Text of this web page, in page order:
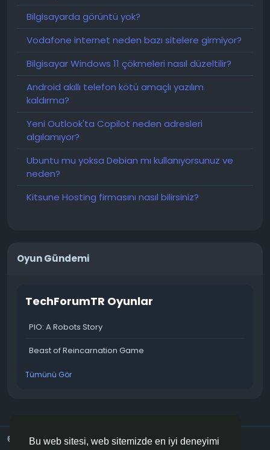
Bu web sitesi, web sitemizde en iyi deneyimi
Bilgisayarda görüntü yok?
Vodafone internet neden bazı sitelere girmiyor?
Bilgisayar Windows 11 çökmeleri nasıl düzeltilir?
Android akıllı telefon kötü amaçlı yazılım
kaldırma?
Yeni Outlook'ta Copilot neden adresleri
algılamıyor?
Ubuntu mu yoksa Debian mı kullanıyorsunuz ve
neden?
Kitsune Hosting firmasını nasıl bilirsiniz?
Oyun Gündemi
TechForumTR Oyunlar
PIO: A Robots Story
Beast of Reincarnation Game
Tümünü Gör
© 2026 TechForumTR
Turkish